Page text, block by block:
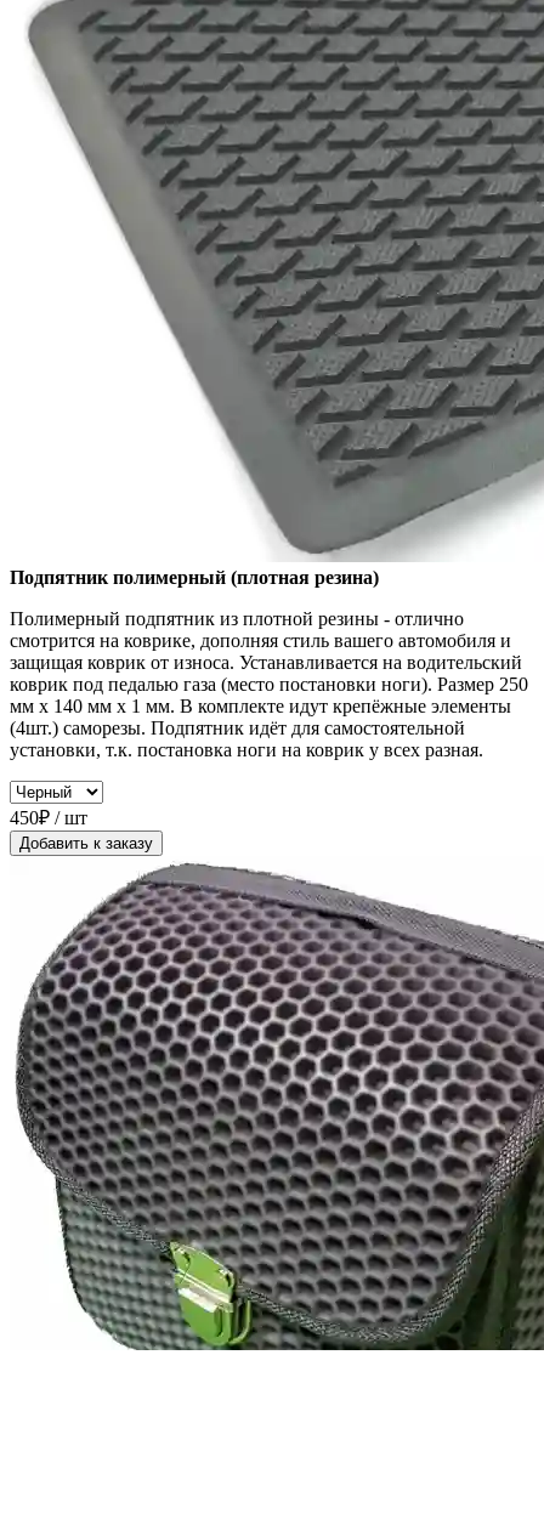
Подпятник полимерный (плотная резина)
Полимерный подпятник из плотной резины - отлично
смотрится на коврике, дополняя стиль вашего автомобиля и
защищая коврик от износа. Устанавливается на водительский
коврик под педалью газа (место постановки ноги). Размер 250
мм x 140 мм x 1 мм. В комплекте идут крепёжные элементы
(4шт.) саморезы. Подпятник идёт для самостоятельной
установки, т.к. постановка ноги на коврик у всех разная.
450₽ / шт
Добавить к заказу